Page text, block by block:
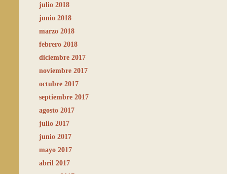
julio 2018
junio 2018
marzo 2018
febrero 2018
diciembre 2017
noviembre 2017
octubre 2017
septiembre 2017
agosto 2017
julio 2017
junio 2017
mayo 2017
abril 2017